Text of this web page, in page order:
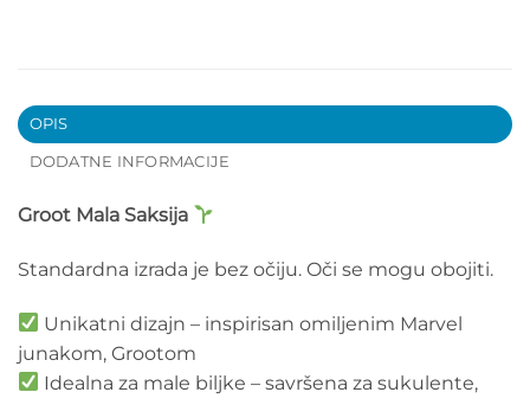
OPIS
DODATNE INFORMACIJE
Groot Mala Saksija
Standardna izrada je bez očiju. Oči se mogu obojiti.
Unikatni dizajn – inspirisan omiljenim Marvel
junakom, Grootom
Idealna za male biljke – savršena za sukulente,